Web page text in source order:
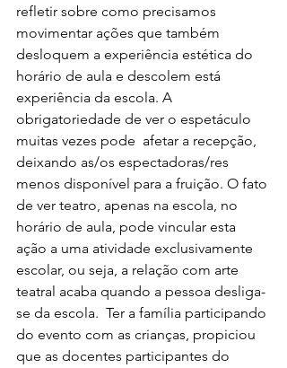
refletir sobre como precisamos
movimentar ações que também
desloquem a experiência estética do
horário de aula e descolem está
experiência da escola. A
obrigatoriedade de ver o espetáculo
muitas vezes pode  afetar a recepção,
deixando as/os espectadoras/res
menos disponível para a fruição. O fato
de ver teatro, apenas na escola, no
horário de aula, pode vincular esta
ação a uma atividade exclusivamente
escolar, ou seja, a relação com arte
teatral acaba quando a pessoa desliga-
se da escola.  Ter a família participando
do evento com as crianças, propiciou
que as docentes participantes do